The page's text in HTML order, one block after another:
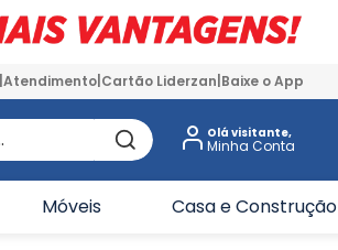
Atendimento Cartão Liderzan Baixe o App
Olá visitante,
Móveis Casa e Construção